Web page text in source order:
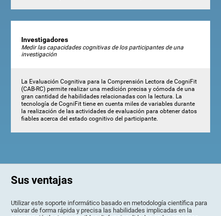
Investigadores
Medir las capacidades cognitivas de los participantes de una
investigación
La Evaluación Cognitiva para la Comprensión Lectora de CogniFit
(CAB-RC) permite realizar una medición precisa y cómoda de una
gran cantidad de habilidades relacionadas con la lectura. La
tecnología de CogniFit tiene en cuenta miles de variables durante
la realización de las actividades de evaluación para obtener datos
fiables acerca del estado cognitivo del participante.
Sus ventajas
Utilizar este soporte informático basado en metodología científica para
valorar de forma rápida y precisa las habilidades implicadas en la